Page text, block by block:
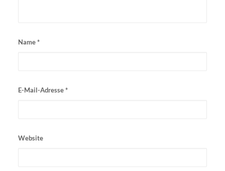
Name*
E-Mail-Adresse*
Website